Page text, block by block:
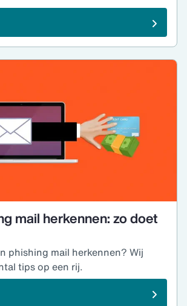
mail herkennen: zo doet
phishing mail herkennen? Wij
tips op een rij.